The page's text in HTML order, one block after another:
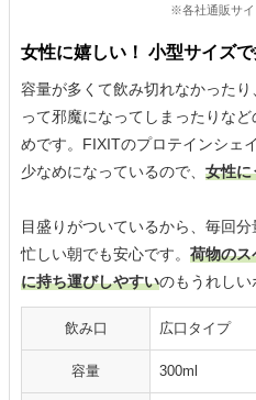
※各社通販サイ
女性に嬉しい！ 小型サイズ
容量が多くて飲み切れなかった
って邪魔になってしまったりな
めです。FIXITのプロテインシェ
少なめになっているので、 女性に
目盛りがついているから、毎回分
忙しい朝でも安心です。 荷物のス
に持ち運びしやすいのもうれしい
飲み口 広口タイプ
容量 300ml